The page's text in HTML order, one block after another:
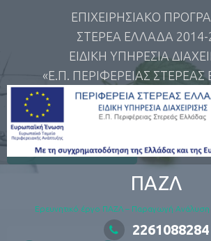
ΕΠΙΧΕΙΡΗΣΙΑΚΟ
ΣΤΕΡΕΑ ΕΛΛΑΔΑ 2014-
ΕΙΔΙΚΗ ΥΠΗΡΕΣΙΑ
«Ε.Π. ΠΕΡΙΦΕΡΕΙΑΣ
ΠΑΖΛ
Ερευνητικό έργο ΠΑΖΛ – Παραγωγή
2261088284
IMG_0176